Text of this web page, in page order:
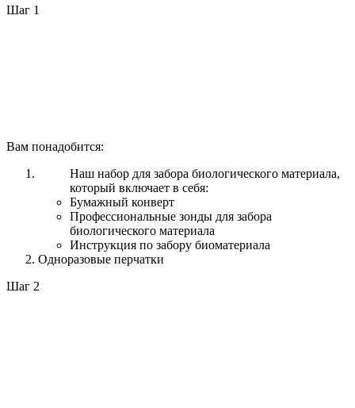
Шаг 1
Вам понадобится:
Наш набор для забора биологического материала,
который включает в себя:
Бумажный конверт
Профессиональные зонды для забора
биологического материала
Инструкция по забору биоматериала
Одноразовые перчатки
Шаг 2